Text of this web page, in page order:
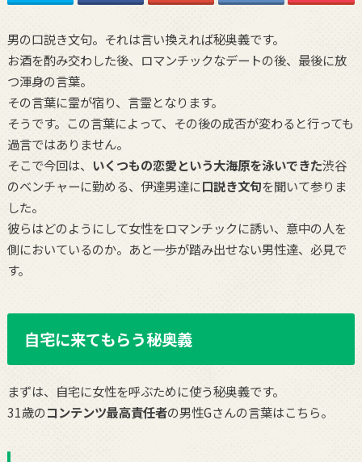
男の口説き文句。それは言い換えれば秘奥義です。
お酒を酌み交わした後、ロマンチックなデートの後、最後に放
つ渾身の言葉。
その言葉に霊が宿り、言霊となります。
そうです。この言葉によって、その後の成否が変わると行っても
過言ではありません。
そこで今回は、 いくつもの恋愛という大海原を泳いできた渋谷
のベンチャーに勤める、伊達男達に口説き文句を聞いて参りま
した。
彼らはどのようにして女性をロマンチックに誘い、意中の人を
側においているのか。あと一歩が踏み出せない男性達、必見で
す。
自宅に来てもらう秘奥義
まずは、自宅に女性を呼ぶために使う秘奥義です。
31歳のコンテンツ最高責任者の男性Gさんの言葉はこちら。